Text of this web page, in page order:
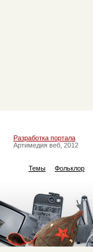
Разработка портала
Артимедия веб, 2012
Темы Фольклор